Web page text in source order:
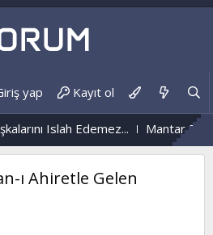
yap Kayıt ol
Islah Edemez... Mantar
ı Ahiretle Gelen